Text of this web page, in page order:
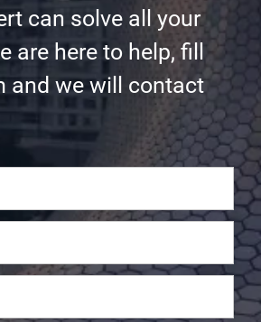
can solve all your
are here to help, fill
and we will contact